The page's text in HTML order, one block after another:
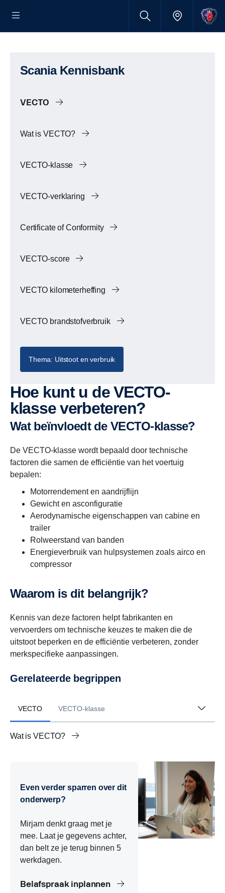
Scania Kennisbank
VECTO
Wat is VECTO?
VECTO-klasse
VECTO-verklaring
Certificate of Conformity
VECTO-score
VECTO kilometerheffing
VECTO brandstofverbruik
Thema: Uitstoot en verbruik
Hoe kunt u de VECTO-
klasse verbeteren?
Wat beïnvloedt de VECTO-klasse?
De VECTO-klasse wordt bepaald door technische
factoren die samen de efficiëntie van het voertuig
bepalen:
Motorrendement en aandrijflijn
Gewicht en asconfiguratie
Aerodynamische eigenschappen van cabine en
trailer
Rolweerstand van banden
Energieverbruik van hulpsystemen zoals airco en
compressor
Waarom is dit belangrijk?
Kennis van deze factoren helpt fabrikanten en
vervoerders om technische keuzes te maken die de
uitstoot beperken en de efficiëntie verbeteren, zonder
merkspecifieke aanpassingen.
Gerelateerde begrippen
VECTO VECTO-klasse
Wat is VECTO?
Wat is het Certificate of Conformity (CoC)?
Wat betekent de VECTO-score voor CO₂-uitstoot?
Wat is de relatie tussen VECTO en kilometerheffing?
Wat is het verschil tussen VECTO en werkelijk
Even verder sparren over dit
onderwerp?
Mirjam denkt graag met je
mee. Laat je gegevens achter,
dan belt ze je terug binnen 5
werkdagen.
Belafspraak inplannen